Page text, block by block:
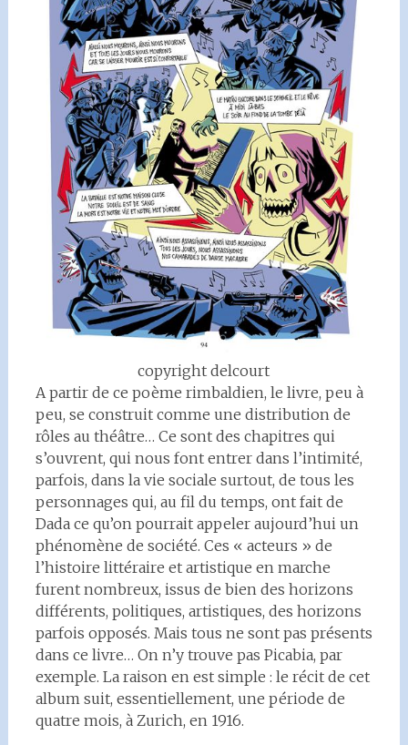
copyright delcourt
A partir de ce poème rimbaldien, le livre, peu à
peu, se construit comme une distribution de
rôles au théâtre… Ce sont des chapitres qui
s’ouvrent, qui nous font entrer dans l’intimité,
parfois, dans la vie sociale surtout, de tous les
personnages qui, au fil du temps, ont fait de
Dada ce qu’on pourrait appeler aujourd’hui un
phénomène de société. Ces « acteurs » de
l’histoire littéraire et artistique en marche
furent nombreux, issus de bien des horizons
différents, politiques, artistiques, des horizons
parfois opposés. Mais tous ne sont pas présents
dans ce livre… On n’y trouve pas Picabia, par
exemple. La raison en est simple : le récit de cet
album suit, essentiellement, une période de
quatre mois, à Zurich, en 1916.